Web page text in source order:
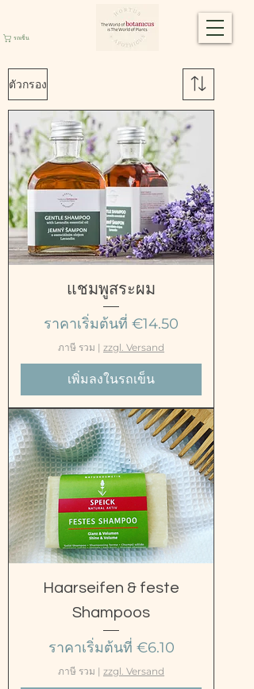
รถเข็น
ตัวกรอง
แชมพูสระผม
ราคาเริ่มต้นที่ €14.50
ราคาขายลด
ภาษี รวม | zzgl. Versand
เพิ่มลงในรถเข็น
Haarseifen & feste
Shampoos
ราคาเริ่มต้นที่ €6.10
ราคาขายลด
ภาษี รวม | zzgl. Versand